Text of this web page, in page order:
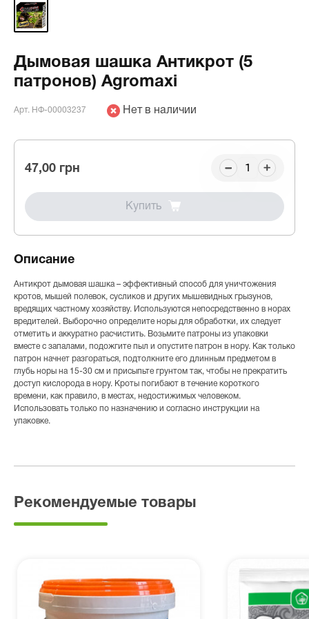
Дымовая шашка Антикрот (5
патронов) Agromaxi
Арт. НФ-00003237 Нет в наличии
47,00 грн
Купить
Описание
Антикрот дымовая шашка – эффективный способ для уничтожения
кротов, мышей полевок, сусликов и других мышевидных грызунов,
вредящих частному хозяйству. Используются непосредственно в норах
вредителей. Выборочно определите норы для обработки, их следует
отметить и аккуратно расчистить. Возьмите патроны из упаковки
вместе с запалами, подожгите пыл и опустите патрон в нору. Как только
патрон начнет разгораться, подтолкните его длинным предметом в
глубь норы на 15-30 см и присыпьте грунтом так, чтобы не прекратить
доступ кислорода в нору. Кроты погибают в течение короткого
времени, как правило, в местах, недостижимых человеком.
Использовать только по назначению и согласно инструкции на
упаковке.
Рекомендуемые товары